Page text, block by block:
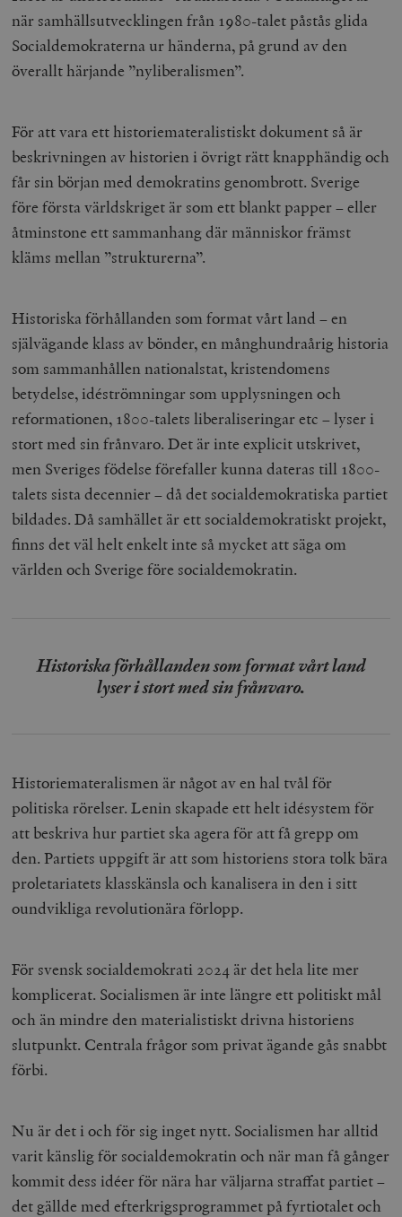
när samhällsutvecklingen från 1980-talet påstås glida
Socialdemokraterna ur händerna, på grund av den
överallt härjande ”nyliberalismen”.
För att vara ett historiemateralistiskt dokument så är
beskrivningen av historien i övrigt rätt knapphändig och
får sin början med demokratins genombrott. Sverige
före första världskriget är som ett blankt papper – eller
åtminstone ett sammanhang där människor främst
kläms mellan ”strukturerna”.
Historiska förhållanden som format vårt land – en
självägande klass av bönder, en månghundraårig historia
som sammanhållen nationalstat, kristendomens
betydelse, idéströmningar som upplysningen och
reformationen, 1800-talets liberaliseringar etc – lyser i
stort med sin frånvaro. Det är inte explicit utskrivet,
men Sveriges födelse förefaller kunna dateras till 1800-
talets sista decennier – då det socialdemokratiska partiet
bildades. Då samhället är ett socialdemokratiskt projekt,
finns det väl helt enkelt inte så mycket att säga om
världen och Sverige före socialdemokratin.
Historiska förhållanden som format vårt land
lyser i stort med sin frånvaro.
Historiemateralismen är något av en hal tvål för
politiska rörelser. Lenin skapade ett helt idésystem för
att beskriva hur partiet ska agera för att få grepp om
den. Partiets uppgift är att som historiens stora tolk bära
proletariatets klasskänsla och kanalisera in den i sitt
oundvikliga revolutionära förlopp.
För svensk socialdemokrati 2024 är det hela lite mer
komplicerat. Socialismen är inte längre ett politiskt mål
och än mindre den materialistiskt drivna historiens
slutpunkt. Centrala frågor som privat ägande gås snabbt
förbi.
Nu är det i och för sig inget nytt. Socialismen har alltid
varit känslig för socialdemokratin och när man få gånger
kommit dess idéer för nära har väljarna straffat partiet –
det gällde med efterkrigsprogrammet på fyrtiotalet och